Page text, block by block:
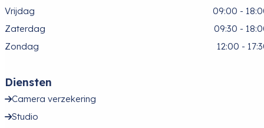
Vrijdag
09:00 -
Zaterdag
09:30 -
Zondag
12:00 -
Diensten
Camera verzekering
Studio